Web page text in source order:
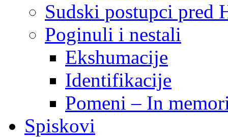
Sudski postupci pred
Poginuli i nestali
Ekshumacije
Identifikacije
Pomeni – In
Spiskovi